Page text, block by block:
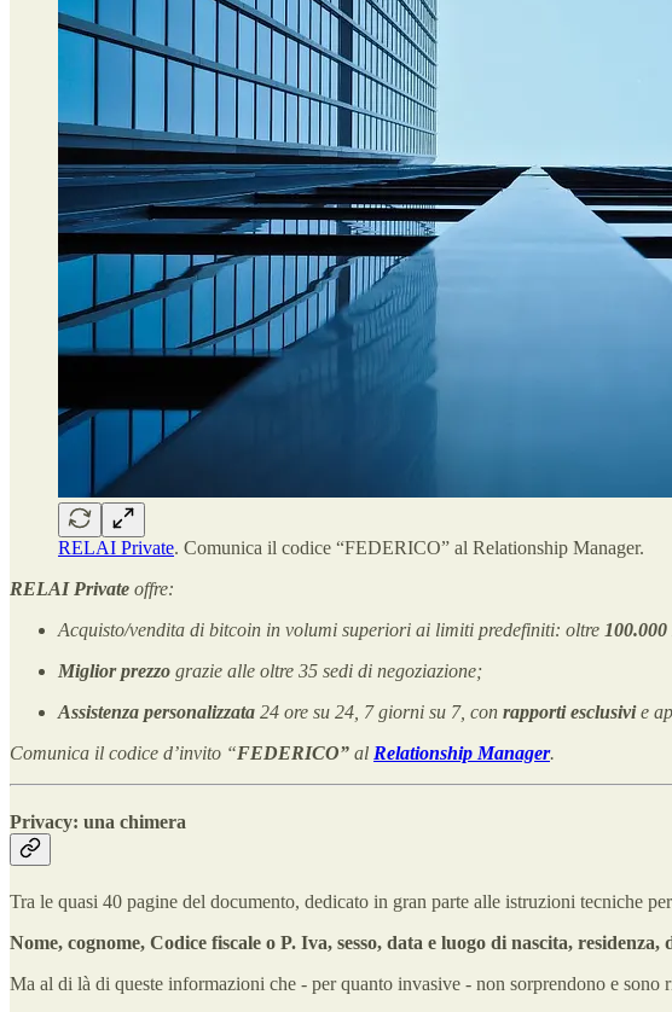
RELAI Private. Comunica il codice “FEDERICO” al Relationship Manager.
RELAI Private offre:
Acquisto/vendita di bitcoin in volumi superiori ai limiti predefiniti: oltre
Miglior prezzo grazie alle oltre 35 sedi di negoziazione;
Assistenza personalizzata 24 ore su 24, 7 giorni su 7, con rapporti esclusivie
Comunica il codice d’invito “FEDERICO” al Relationship Manager.
Privacy: una chimera
Tra le quasi 40 pagine del documento, dedicato in gran parte alle istruzioni tecniche
Nome, cognome, Codice fiscale o P. Iva, sesso, data e luogo di nascita, residenza,
Ma al di là di queste informazioni che - per quanto invasive - non sorprendono e